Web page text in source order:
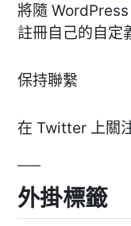
將隨
註冊自己的自定
保持聯繫
在 Twitter 上關
外掛標籤